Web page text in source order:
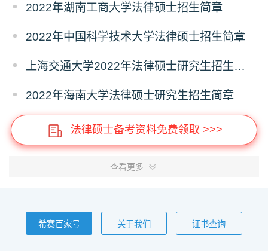
2022年湖南工商大学法律硕士招生简章
2022年中国科学技术大学法律硕士招生简章
上海交通大学2022年法律硕士研究生招生简章
2022年海南大学法律硕士研究生招生简章
法律硕士备考资料免费领取 >>>
查看更多
希赛百家号 关于我们 证书查询